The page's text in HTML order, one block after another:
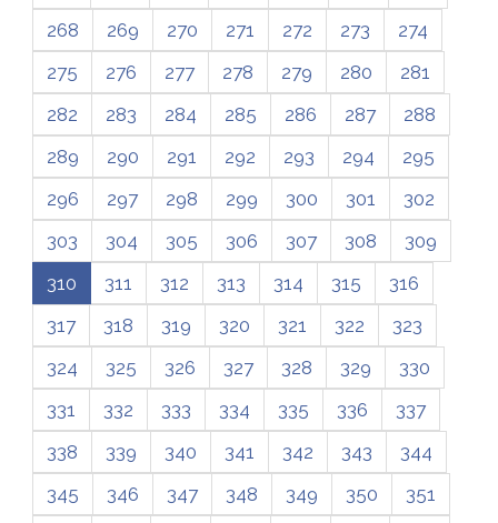
268
269 270 271 272 273
274
275
276 277 278 279 280
281
282
283 284 285 286 287
288
289
290 291 292 293 294
295
296
297 298 299 300 301
302
303
304 305 306 307 308
309
310
311 312 313 314 315
316
317
318 319 320 321 322
323
324
325 326 327 328 329
330
331
332 333 334 335 336
337
338
339 340 341 342 343
344
345
346 347 348 349 350
351